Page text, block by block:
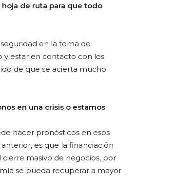
hoja de ruta para que todo
en la toma de
y estar en contacto con los
de que se acierta mucho
en una crisis o estamos
hacer pronósticos en esos
es que la financiación
cierre masivo de negocios, por
se pueda recuperar a mayor